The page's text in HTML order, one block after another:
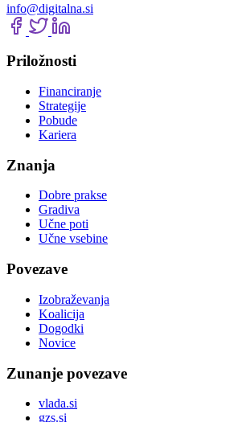
info@digitalna.si
Priložnosti
Financiranje
Strategije
Pobude
Kariera
Znanja
Dobre prakse
Gradiva
Učne poti
Učne vsebine
Povezave
Izobraževanja
Koalicija
Dogodki
Novice
Zunanje povezave
vlada.si
gzs.si